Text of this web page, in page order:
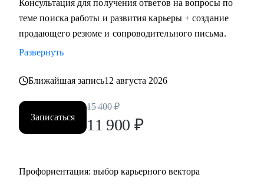
Кому могу помочь:
направлений:
• продажи, сопровождение продаж
• административный персонал
• организация мероприятий
Консультация для получения ответов на вопросы по
теме поиска работы и развития карьеры + создание
продающего резюме и сопроводительного письма.
Развернуть
Ближайшая запись12 августа 2026
Записаться
15 400 ₽
11 900 ₽
Профориентация: выбор карьерного вектора